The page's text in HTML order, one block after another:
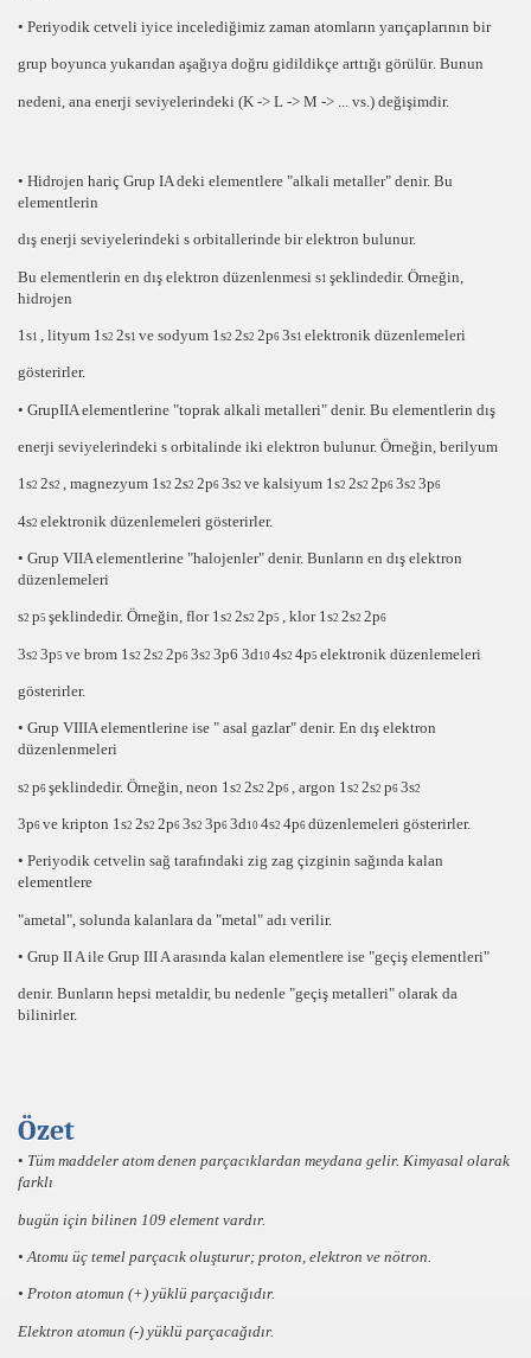
• Periyodik cetveli iyice incelediğimiz zaman atomların yarıçaplarının bir
grup boyunca yukarıdan aşağıya doğru gidildikçe arttığı görülür. Bunun
nedeni, ana enerji seviyelerindeki (K -> L -> M ­-> ... vs.) değişimdir.
• Hidrojen hariç Grup IAdeki elementlere "alkali metaller" denir. Bu
elementlerin
dış enerji seviyelerindeki s orbitallerinde birelektron bulunur.
Bu elementlerin en dış elektron düzenlenmesi s1 şeklindedir. Örneğin,
hidrojen
1s1 , lityum 1s2 2s1 ve sodyum 1s2 2s2 2p6 3s1 elektronik düzenlemeleri
gösterirler.
• GrupIIA elementlerine "toprak alkali metalleri" denir. Bu elementlerin dış
enerji seviyelerindeki s orbitalinde iki elektron bulunur. Örneğin, berilyum
1s2 2s2 , magnezyum 1s2 2s2 2p6 3s2 ve kalsiyum 1s2 2s2 2p6 3s2 3p6
4s2 elektronik düzenlemeleri gösterirler.
• Grup VIIAelementlerine "halojenler" denir. Bunların en dış elektron
düzenlemeleri
s2 p5 şeklindedir. Örneğin, flor 1s2 2s2 2p5 , klor 1s2 2s2 2p6
3s2 3p5 ve brom 1s2 2s2 2p6 3s2 3p6 3d 10 4s2 4p5 elektronik düzenlemeleri
gösterirler.
• Grup VIIIAelementlerine ise " asal gazlar" denir. En dış elektron
düzenlenmeleri
s2 p6 şeklindedir. Örneğin, neon 1s2 2s2 2p6 argon 1s2 2s2 p6 3s2
3p6 ve kripton 1s2 2s2 2p6 3s2 3p6 3d10 4s2 4p6 düzenlemeleri gösterirler.
• Periyodik cetvelin sağ tarafındaki zig zag çizginin sağında kalan
elementlere
"ametal" , solunda kalanlara da "metal" adı verilir.
• Grup II Aile Grup III Aarasında kalan elementlere ise "geçiş elementleri"
denir. Bunların hepsi metaldir, bu nedenle "geçiş metalleri" olarak da
bilinirler.
Özet
• Tüm maddeler atom denen parçacıklardan meydana gelir. Kimyasal olarak
farklı
bugün için bilinen 109 element vardır.
• Atomu üç temel parçacık oluşturur; proton, elektron ve nötron.
• Proton atomun (+) yüklü parçacığıdır.
Elektron atomun (-) yüklü parçacağıdır.